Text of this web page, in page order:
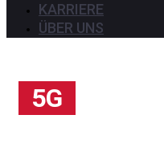
KARRIERE
ÜBER UNS
5G